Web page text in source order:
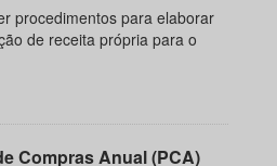
procedimentos para elaborar
de receita própria para o
Compras Anual (PCA)